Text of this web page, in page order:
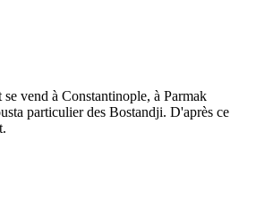
vend à Constantinople, à Parmak
particulier des Bostandji. D'après ce